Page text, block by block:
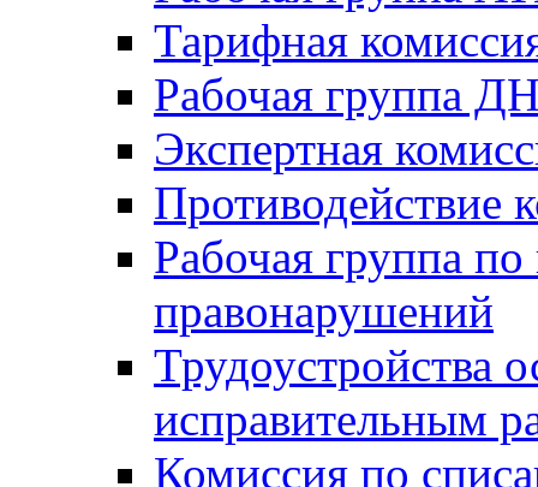
Тарифная
Рабочая группа
Экспертная
Противодействие
Рабочая группа
правонарушений
Трудоустройства
исправительным
Комиссия по